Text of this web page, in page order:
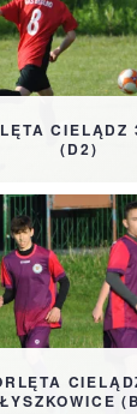
CIELĄDZ
(D2)
ŁYSZKOWICE